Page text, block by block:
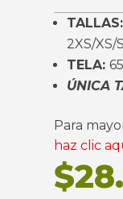
TALLAS:
2XS/XS/
TELA:
ÚNICA
Para
haz clic
$